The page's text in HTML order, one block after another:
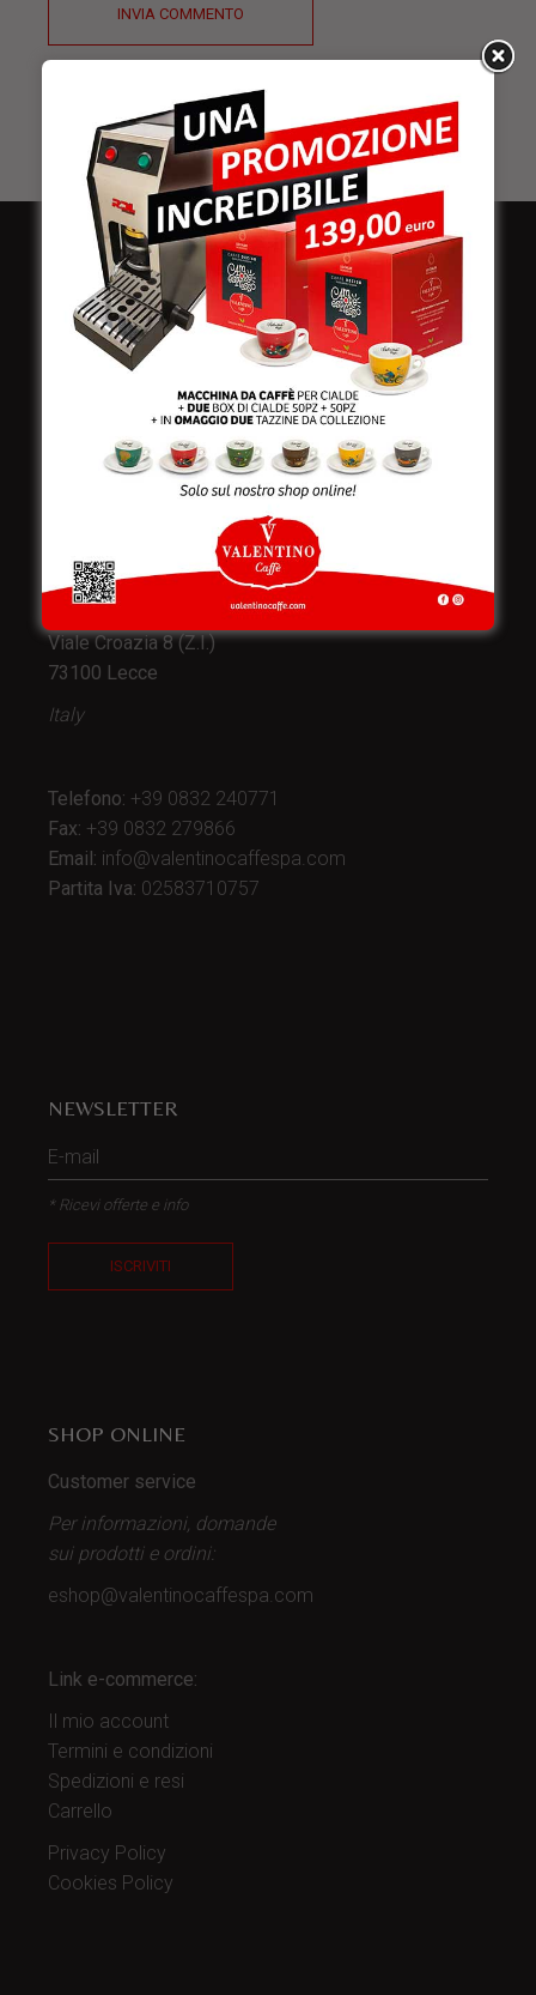
INVIA COMMENTO
e produzione:
Viale Croazia 8 (Z.I.)
73100 Lecce
Italy
Telefono: +39 0832 240771
Fax: +39 0832 279866
Email: info@valentinocaffespa.com
Partita Iva: 02583710757
NEWSLETTER
* Ricevi offerte e info
ISCRIVITI
SHOP ONLINE
Customer service
Per informazioni, domande
sui prodotti e ordini:
eshop@valentinocaffespa.com
Link e-commerce:
Il mio account
Termini e condizioni
Spedizioni e resi
Carrello
Privacy Policy
Cookies Policy